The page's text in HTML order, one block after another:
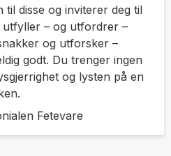
til disse og inviterer deg til
– og utfordrer –
og utforsker –
godt. Du trenger ingen
og lysten på en
Fetevare